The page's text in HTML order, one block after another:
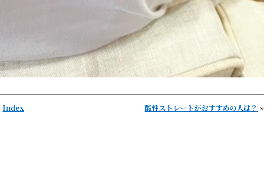
Index 酸性ストレートがおすすめの人は？ »